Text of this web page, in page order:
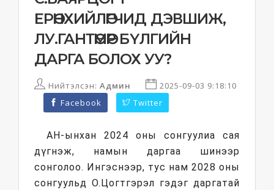
ЕРӨНХИЙЛӨГЧИД ДЭВШИЖ,
ЛУ.ГАНТӨМӨР БҮЛГИЙН
ДАРГА БОЛОХ УУ?
Нийтэлсэн: Админ
2025-09-03 9:18:10
Facebook
Twitter
АН-ынхан 2024 оны сонгуулиа сая
дүгнэж, намын даргаа шинээр
сонголоо. Ингэснээр, тус нам 2028 оны
сонгуульд О.Цогтгэрэл гэдэг даргатай